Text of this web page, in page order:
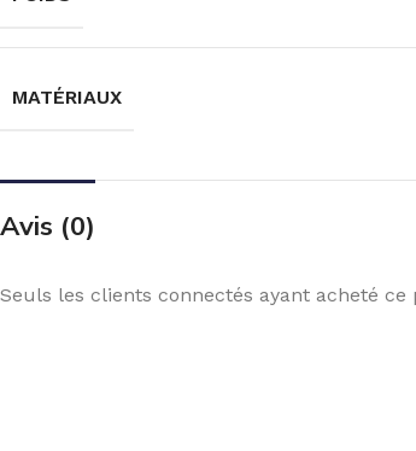
MATÉRIAUX
Avis (0)
Seuls les clients connectés ayant acheté